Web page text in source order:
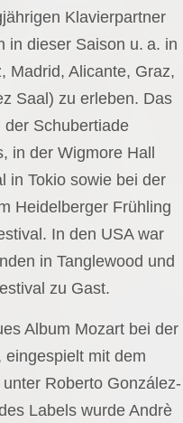
Klavierpartner
in dieser Saison u. a. in
Madrid, Alicante, Graz,
Saal) zu erleben. Das
Schubertiade
in der Wigmore Hall
in Tokio sowie bei der
Heidelberger Frühling
In den USA war
in Tanglewood und
zu Gast.
Album Mozart bei der
mit dem
Roberto González-
Labels wurde Andrè